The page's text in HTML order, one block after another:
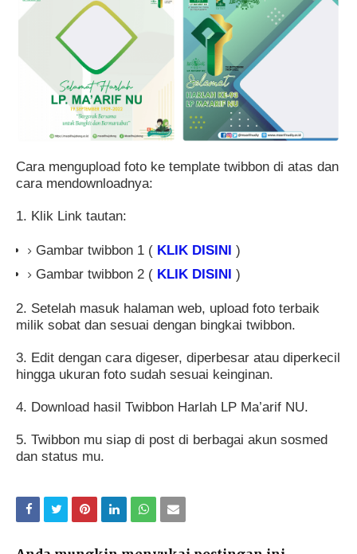
Cara mengupload foto ke template twibbon di atas dan
cara mendownloadnya:
1. Klik Link tautan:
Gambar twibbon 1 ( KLIK DISINI )
Gambar twibbon 2 ( KLIK DISINI )
2. Setelah masuk halaman web, upload foto terbaik
milik sobat dan sesuai dengan bingkai twibbon.
3. Edit dengan cara digeser, diperbesar atau diperkecil
hingga ukuran foto sudah sesuai keinginan.
4. Download hasil Twibbon Harlah LP Ma’arif NU.
5. Twibbon mu siap di post di berbagai akun sosmed
dan status mu.